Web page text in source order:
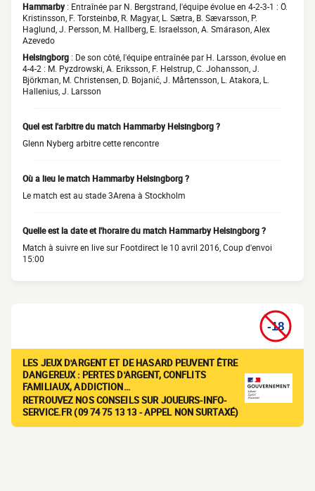
Hammarby: Entraînée par N. Bergstrand, l'équipe évolue en 4-2-3-1 : Ö.
Kristinsson, F. Torsteinbø, R. Magyar, L. Sætra, B. Sævarsson, P.
Haglund, J. Persson, M. Hallberg, E. Israelsson, A. Smárason, Alex
Azevedo
Helsingborg : De son côté, l'équipe entraînée par H. Larsson, évolue en
4-4-2 : M. Pyzdrowski, A. Eriksson, F. Helstrup, C. Johansson, J.
Björkman, M. Christensen, D. Bojanić, J. Mårtensson, L. Atakora, L.
Hallenius, J. Larsson
Quel est l'arbitre du match Hammarby Helsingborg ?
Glenn Nyberg arbitre cette rencontre
Où a lieu le match Hammarby Helsingborg ?
Le match est au stade 3Arena à Stockholm
Quelle est la date et l'horaire du match Hammarby Helsingborg ?
Match à suivre en live sur Footdirect le 10 avril 2016, Coup d'envoi
15:00
LES JEUX D'ARGENT ET DE HASARD PEUVENT ÊTRE
DANGEREUX : PERTES D'ARGENT, CONFLITS
FAMILIAUX, ADDICTION…
RETROUVEZ NOS CONSEILS SUR JOUEURS-INFO-
SERVICE.FR (09 74 75 13 13 - APPEL NON SURTAXÉ)